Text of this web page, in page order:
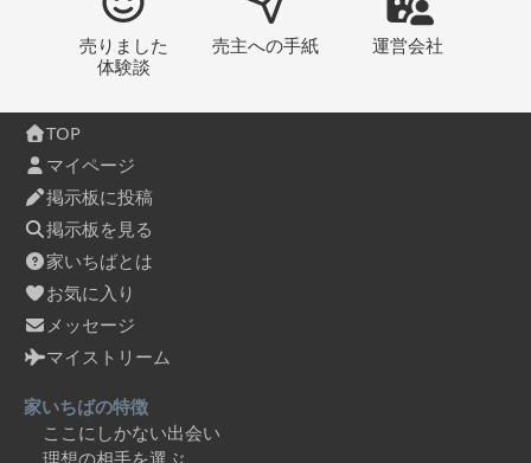
売りました
体験談
売主への手紙 運営会社
TOP
マイページ
掲示板に投稿
掲示板を見る
家いちばとは
お気に入り
メッセージ
マイストリーム
家いちばの特徴
ここにしかない出会い
理想の相手を選ぶ